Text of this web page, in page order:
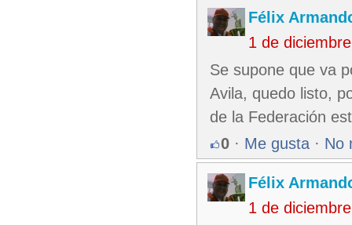
Félix
1 de
Se supone que va
Avila, quedo listo,
de la Federación
0 · Me gusta · No
Félix
1 de